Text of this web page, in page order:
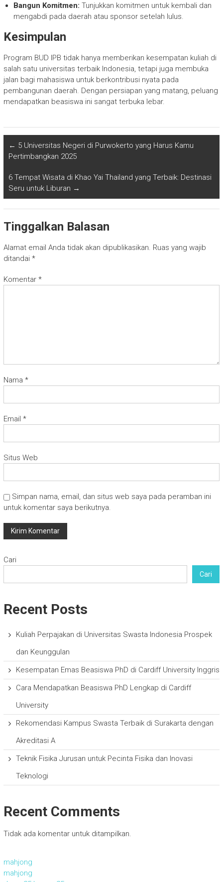
Bangun Komitmen: Tunjukkan komitmen untuk kembali dan
mengabdi pada daerah atau sponsor setelah lulus.
Kesimpulan
Program BUD IPB tidak hanya memberikan kesempatan kuliah di
salah satu universitas terbaik Indonesia, tetapi juga membuka
jalan bagi mahasiswa untuk berkontribusi nyata pada
pembangunan daerah. Dengan persiapan yang matang, peluang
mendapatkan beasiswa ini sangat terbuka lebar.
← 5 Universitas Negeri di Purwokerto yang Harus Kamu
Pertimbangkan 2025
6 Tempat Wisata di Khao Yai Thailand yang Terbaik: Destinasi
Seru untuk Liburan →
Tinggalkan Balasan
Alamat email Anda tidak akan dipublikasikan. Ruas yang wajib
ditandai *
Komentar *
Nama *
Email *
Situs Web
Simpan nama, email, dan situs web saya pada peramban ini
untuk komentar saya berikutnya.
Cari
Cari
Recent Posts
Kuliah Perpajakan di Universitas Swasta Indonesia Prospek
dan Keunggulan
Kesempatan Emas Beasiswa PhD di Cardiff University Inggris
Cara Mendapatkan Beasiswa PhD Lengkap di Cardiff
University
Rekomendasi Kampus Swasta Terbaik di Surakarta dengan
Akreditasi A
Teknik Fisika Jurusan untuk Pecinta Fisika dan Inovasi
Teknologi
Recent Comments
Tidak ada komentar untuk ditampilkan.
mahjong
mahjong